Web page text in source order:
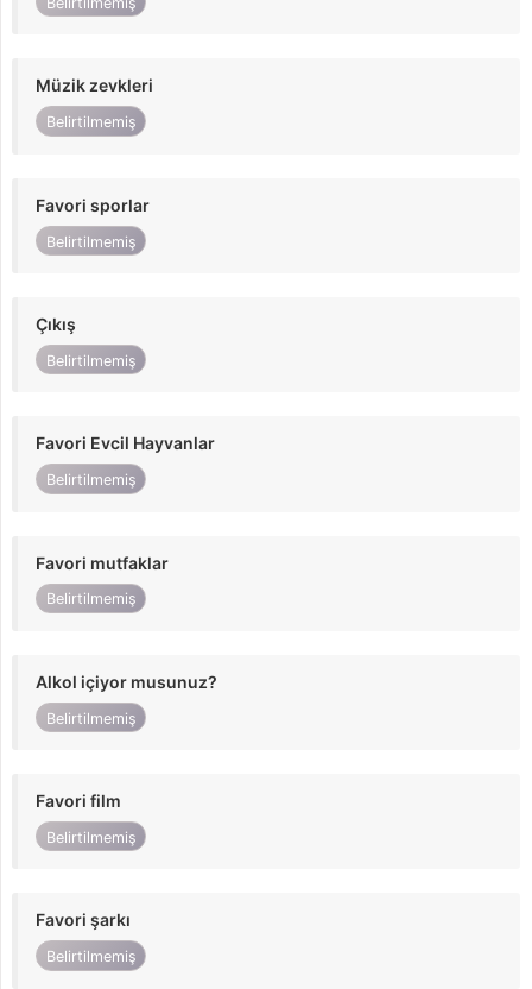
Müzik zevkleri
Belirtilmemiş
Favori sporlar
Belirtilmemiş
Çıkış
Belirtilmemiş
Favori Evcil Hayvanlar
Belirtilmemiş
Favori mutfaklar
Belirtilmemiş
Alkol içiyor musunuz?
Belirtilmemiş
Favori film
Belirtilmemiş
Favori şarkı
Belirtilmemiş